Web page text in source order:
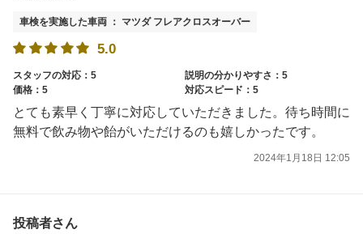
車検を実施した車両 ： マツダ フレアクロスオーバー
5.0
スタッフの対応：5
説明の分かりやすさ：5
価格：5
対応スピード：5
とても素早く丁寧に対応していただきました。待ち時間に
無料で飲み物や飴がいただけるのも嬉しかったです。
2024年1月18日 12:05
投稿者さん